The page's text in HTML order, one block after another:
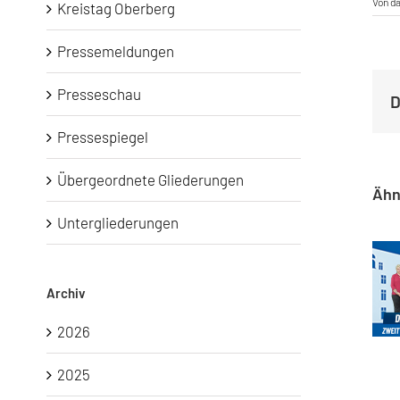
Kreistag Oberberg
Pressemeldungen
Presseschau
Pressespiegel
Übergeordnete Gliederungen
Untergliederungen
Archiv
2026
2025